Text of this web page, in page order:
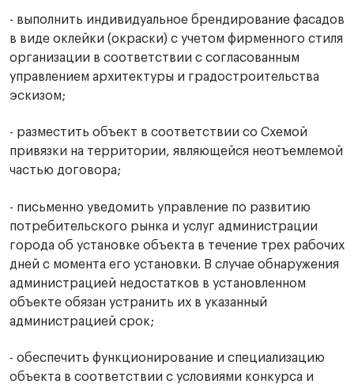
- выполнить индивидуальное брендирование фасадов
в виде оклейки (окраски) с учетом фирменного стиля
организации в соответствии с согласованным
управлением архитектуры и градостроительства
эскизом;
- разместить объект в соответствии со Схемой
привязки на территории, являющейся неотъемлемой
частью договора;
- письменно уведомить управление по развитию
потребительского рынка и услуг администрации
города об установке объекта в течение трех рабочих
дней с момента его установки. В случае обнаружения
администрацией недостатков в установленном
объекте обязан устранить их в указанный
администрацией срок;
- обеспечить функционирование и специализацию
объекта в соответствии с условиями конкурса и